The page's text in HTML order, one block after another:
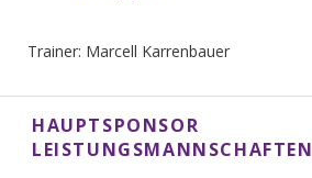
Trainer: Marcell Karrenbauer
HAUPTSPONSOR
LEISTUNGSMANNSCHAFTEN